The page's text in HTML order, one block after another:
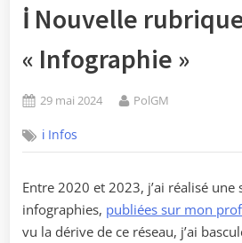
ℹ️ Nouvelle
« Infographie »
Posted
29 mai 2024 By
PolGM
ℹ️ Infos
Entre 2020 et 2023, j’ai réalisé une
infographies, publiées sur mon
vu la dérive de ce réseau, j’ai